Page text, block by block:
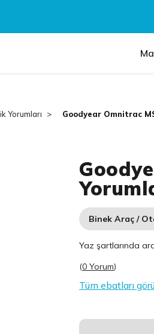
Yorumları Goodyear Omnitrac
Binek Araç /
Yaz şartlarında
(0 Yorum)
Tüm ebatları